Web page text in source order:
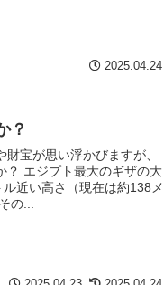
2025.04.24
？
宝が思い浮かびますが、
？ エジプト最大のギザの大
近い高さ（現在は約138メ
の...